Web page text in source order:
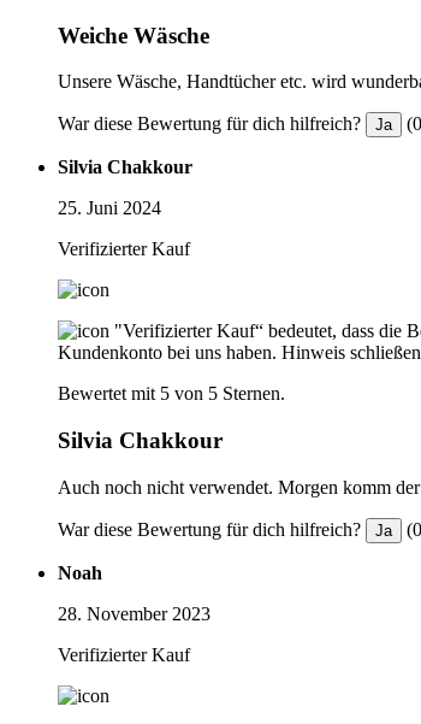
Weiche Wäsche
Unsere Wäsche, Handtücher etc. wird
War diese Bewertung für dich hilfreich? Ja
Silvia Chakkour
25. Juni 2024
Verifizierter Kauf
"Verifizierter Kauf“ bedeutet, dass die
Kundenkonto bei uns haben. Hinweis schließen
Bewertet mit 5 von 5 Sternen.
Silvia Chakkour
Auch noch nicht verwendet. Morgen komm
War diese Bewertung für dich hilfreich? Ja
Noah
28. November 2023
Verifizierter Kauf